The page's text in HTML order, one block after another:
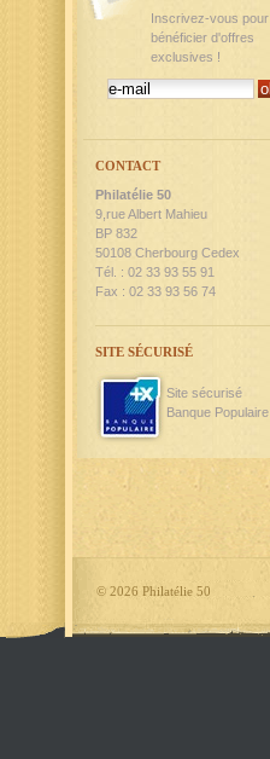
Inscrivez-vous pour
bénéficier d'offres
exclusives !
CONTACT
Philatélie 50
9,rue Albert Mahieu
BP 832
50108 Cherbourg Cedex
Tél. : 02 33 93 55 91
Fax : 02 33 93 56 74
SITE SÉCURISÉ
Site sécurisé
Banque Populaire
© 2026 Philatélie 50